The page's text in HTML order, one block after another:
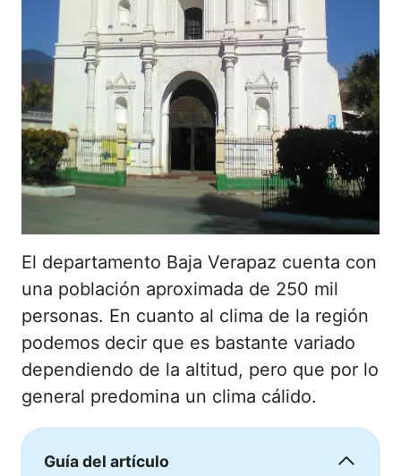
El departamento Baja Verapaz cuenta con
una población aproximada de 250 mil
personas. En cuanto al clima de la región
podemos decir que es bastante variado
dependiendo de la altitud, pero que por lo
general predomina un clima cálido.
Guía del artículo